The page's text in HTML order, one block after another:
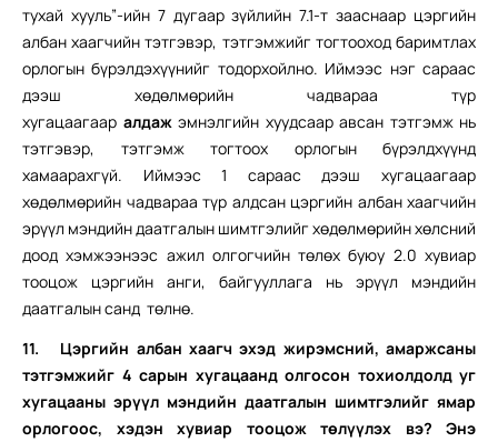
тухай хууль”-ийн 7 дугаар зүйлийн 7.1-т зааснаар цэргийн
албан хаагчийн тэтгэвэр, тэтгэмжийг тогтооход баримтлах
орлогын бүрэлдэхүүнийг тодорхойлно. Иймээс нэг сараас
дээш хөдөлмөрийн чадвараа түр
хугацаагаар алдаж эмнэлгийн хуудсаар авсан тэтгэмж нь
тэтгэвэр, тэтгэмж тогтоох орлогын бүрэлдхүүнд
хамаарахгүй. Иймээс 1 сараас дээш хугацаагаар
хөдөлмөрийн чадвараа түр алдсан цэргийн албан хаагчийн
эрүүл мэндийн даатгалын шимтгэлийг хөдөлмөрийн хөлсний
доод хэмжээнээс ажил олгогчийн төлөх буюу 2.0 хувиар
тооцож цэргийн анги, байгууллага нь эрүүл мэндийн
даатгалын санд төлнө.
11.
Цэргийн албан хаагч эхэд жирэмсний, амаржсаны
тэтгэмжийг 4 сарын хугацаанд олгосон тохиолдолд уг
хугацааны эрүүл мэндийн даатгалын шимтгэлийг ямар
орлогоос, хэдэн хувиар тооцож төлүүлэх вэ? Энэ